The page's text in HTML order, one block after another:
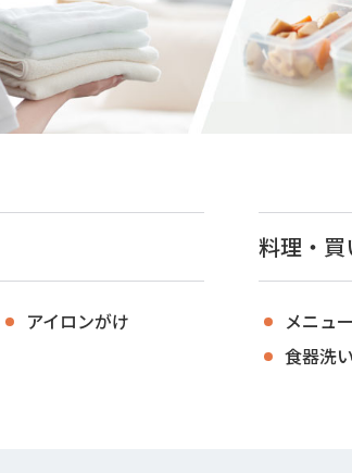
アイロンがけ
料理・買
メニュ
食器洗い